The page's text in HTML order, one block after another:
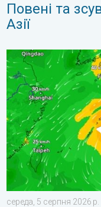
Повені та
Азії
Японія готується до
середа, 5 серпня 2026 р.